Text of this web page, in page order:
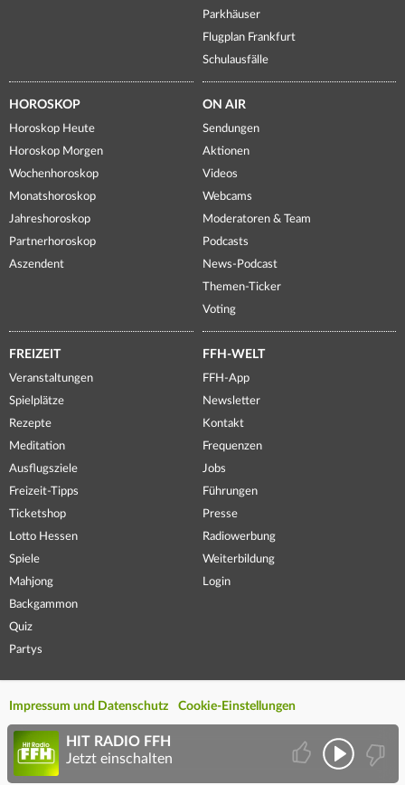
Parkhäuser
Flugplan Frankfurt
Schulausfälle
HOROSKOP
Horoskop Heute
Horoskop Morgen
Wochenhoroskop
Monatshoroskop
Jahreshoroskop
Partnerhoroskop
Aszendent
ON AIR
Sendungen
Aktionen
Videos
Webcams
Moderatoren & Team
Podcasts
News-Podcast
Themen-Ticker
Voting
FREIZEIT
Veranstaltungen
Spielplätze
Rezepte
Meditation
Ausflugsziele
Freizeit-Tipps
Ticketshop
Lotto Hessen
Spiele
Mahjong
Backgammon
Quiz
Partys
FFH-WELT
FFH-App
Newsletter
Kontakt
Frequenzen
Jobs
Führungen
Presse
Radiowerbung
Weiterbildung
Login
Impressum und Datenschutz Cookie-Einstellungen
HIT RADIO FFH
Jetzt einschalten